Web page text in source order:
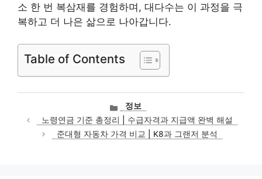
소 한 번 복삼재를 경험하며, 대다수는 이 과정을 극
복하고 더 나은 삶으로 나아갑니다.
Table of Contents
카
테
고
리
정보
노령연금 기준 총정리 | 수급자격과 지급액 완벽 해설
준대형 자동차 가격 비교 | K8과 그랜저 분석